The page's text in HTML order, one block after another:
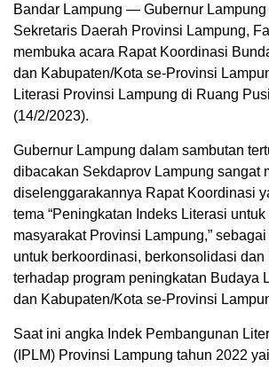
Bandar Lampung — Gubernur
Sekretaris Daerah Provinsi Lampung,
membuka acara Rapat Koordinasi
dan Kabupaten/Kota se-Provinsi
Literasi Provinsi Lampung di Ruang
(14/2/2023).
Gubernur Lampung dalam sambutan
dibacakan Sekdaprov Lampung sangat
diselenggarakannya Rapat Koordinasi
tema “Peningkatan Indeks Literasi
masyarakat Provinsi Lampung,”
untuk berkoordinasi, berkonsolidasi
terhadap program peningkatan Budaya
dan Kabupaten/Kota se-Provinsi
Saat ini angka Indek Pembangunan
(IPLM) Provinsi Lampung tahun 2022